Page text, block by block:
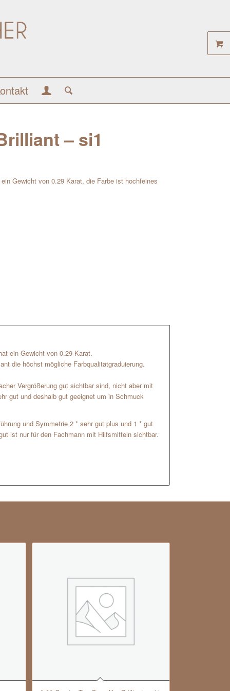
– si1
Gewicht von 0.29 Karat, die Farbe ist hochfeines
ein Gewicht von 0.29 Karat.
die höchst mögliche Farbqualitätgraduierung.
Vergrößerung gut sichtbar sind, nicht aber mit
gut und deshalb gut geeignet um in Schmuck
und Symmetrie 2 * sehr gut plus und 1 * gut
ist nur für den Fachmann mit Hilfsmitteln sichtbar.